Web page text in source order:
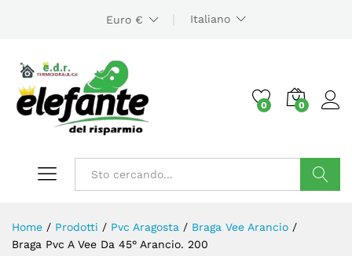
Euro € Italiano
0 0
Home / Prodotti / Pvc Aragosta / Braga Vee Arancio /
Braga Pvc A Vee Da 45° Arancio. 200